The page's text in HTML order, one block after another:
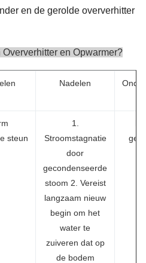
en de gerolde oververhitter
en Opwarmer?
Nadelen
steun
1.
Stroomstagnatie
door
gecondenseerde
stoom 2. Vereist
langzaam nieuw
begin om het
water te
zuiveren dat op
de bodem